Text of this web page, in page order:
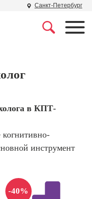
Санкт-Петербург
продвижение
Профессия
Интернет-
Менеджер по
маркетингу в
в КПТ-
когнитивно-
инструмент
-40%